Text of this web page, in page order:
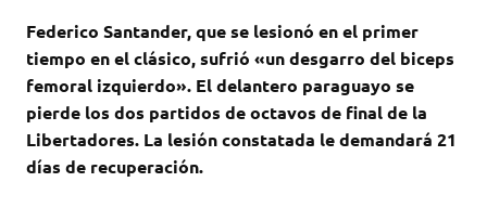
it
te
r
at
s
A
p
p
e
b
o
o
k
m
p
ar
ti
r
Federico Santander, que se lesionó en el primer
tiempo en el clásico, sufrió «un desgarro del biceps
femoral izquierdo». El delantero paraguayo se
pierde los dos partidos de octavos de final de la
Libertadores. La lesión constatada le demandará 21
días de recuperación.